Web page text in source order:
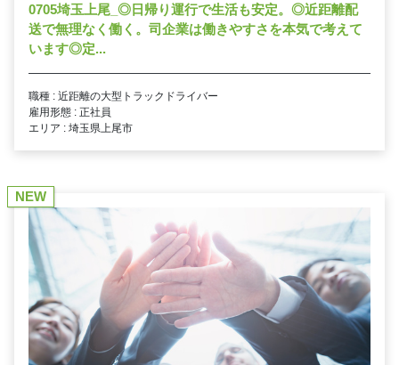
0705埼玉上尾_◎日帰り運行で生活も安定。◎近距離配
送で無理なく働く。司企業は働きやすさを本気で考えて
います◎定...
職種 : 近距離の大型トラックドライバー
雇用形態 : 正社員
エリア : 埼玉県上尾市
NEW